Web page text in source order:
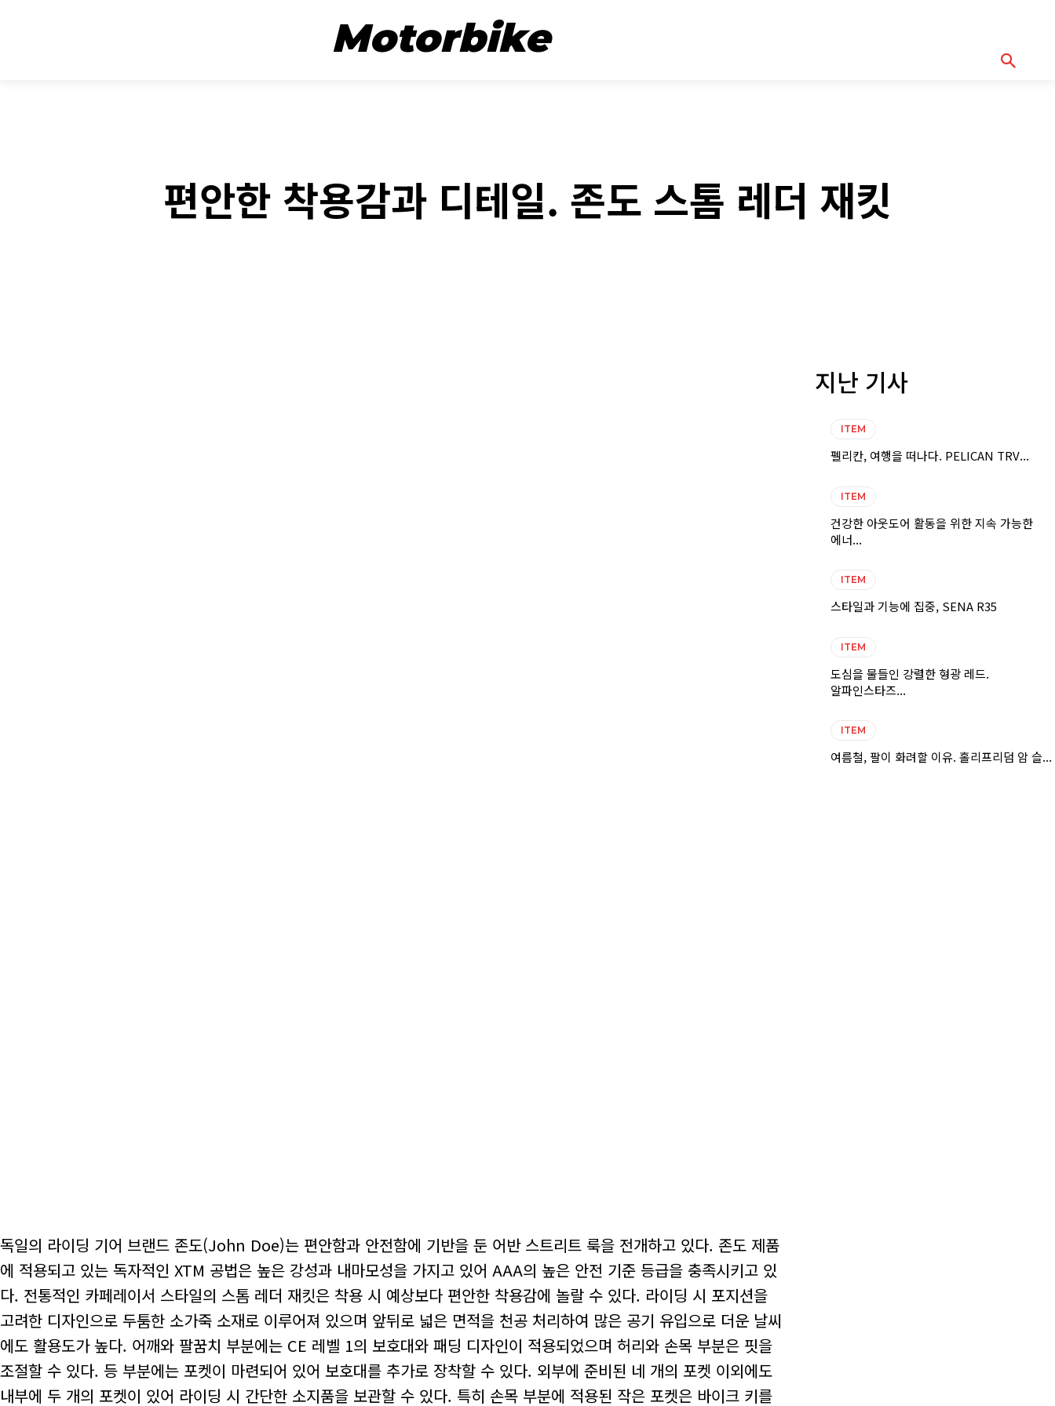
Motorbike
편안한 착용감과 디테일. 존도 스톰 레더 재킷
독일의 라이딩 기어 브랜드 존도(John Doe)는 편안함과 안전함에 기반을 둔 어반 스트리트 룩을 전개하고 있다. 존도 제품
에 적용되고 있는 독자적인 XTM 공법은 높은 강성과 내마모성을 가지고 있어 AAA의 높은 안전 기준 등급을 충족시키고 있
다. 전통적인 카페레이서 스타일의 스톰 레더 재킷은 착용 시 예상보다 편안한 착용감에 놀랄 수 있다. 라이딩 시 포지션을
고려한 디자인으로 두툼한 소가죽 소재로 이루어져 있으며 앞뒤로 넓은 면적을 천공 처리하여 많은 공기 유입으로 더운 날씨
에도 활용도가 높다. 어깨와 팔꿈치 부분에는 CE 레벨 1의 보호대와 패딩 디자인이 적용되었으며 허리와 손목 부분은 핏을
조절할 수 있다. 등 부분에는 포켓이 마련되어 있어 보호대를 추가로 장착할 수 있다. 외부에 준비된 네 개의 포켓 이외에도
내부에 두 개의 포켓이 있어 라이딩 시 간단한 소지품을 보관할 수 있다. 특히 손목 부분에 적용된 작은 포켓은 바이크 키를
지난 기사
ITEM
펠리칸, 여행을 떠나다. PELICAN TRV...
ITEM
건강한 아웃도어 활동을 위한 지속 가능한
에너...
ITEM
스타일과 기능에 집중, SENA R35
ITEM
도심을 물들인 강렬한 형광 레드.
알파인스타즈...
ITEM
여름철, 팔이 화려할 이유. 홀리프리덤 암 슬...